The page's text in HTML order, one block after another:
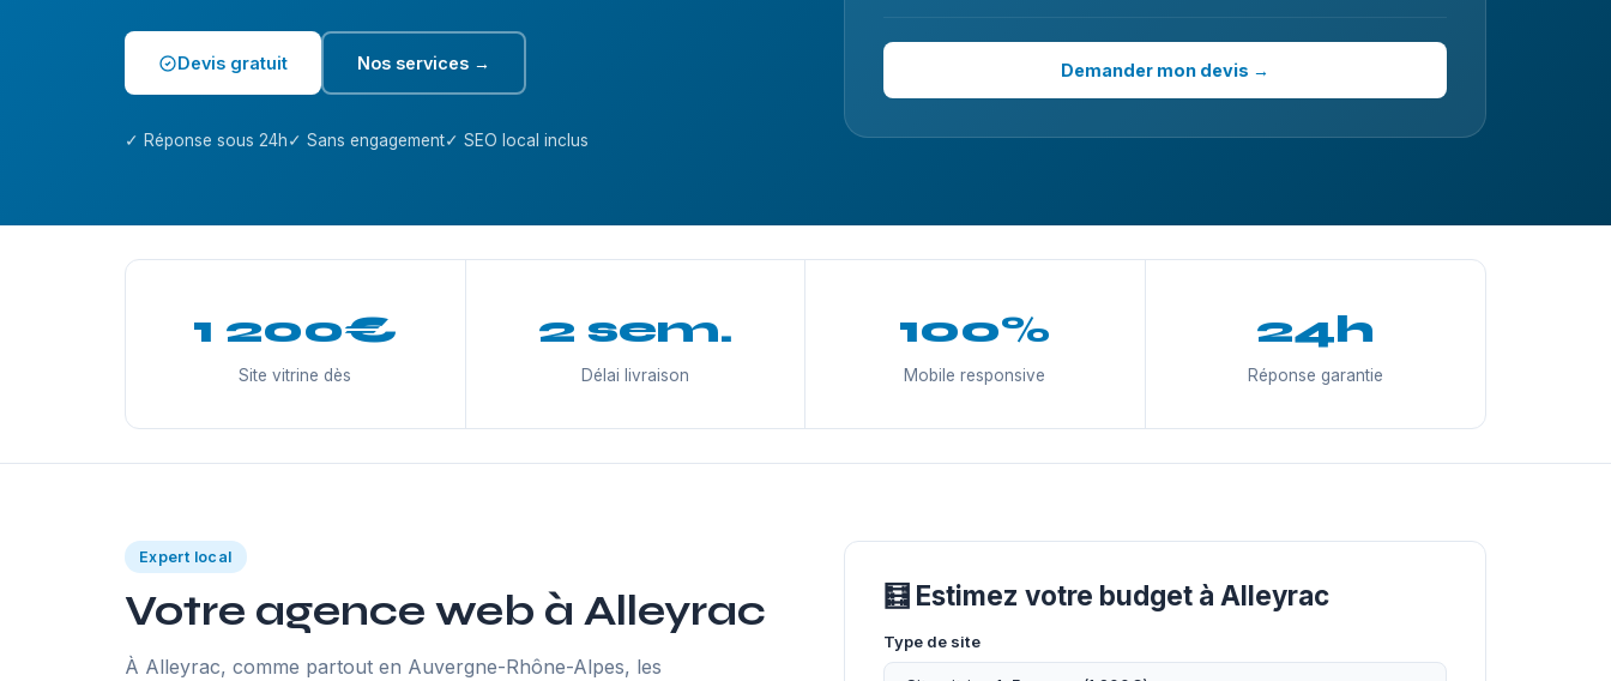
Devis gratuit Nos services →
✓ Réponse sous 24h✓ Sans engagement✓ SEO local inclus
Demander mon devis →
1 200€
Site vitrine dès
2 sem.
Délai livraison
100%
Mobile responsive
24h
Réponse garantie
Expert local
Votre agence web à Alleyrac
À Alleyrac, comme partout en Auvergne-Rhône-Alpes, les
🧮 Estimez votre budget à Alleyrac
Type de site